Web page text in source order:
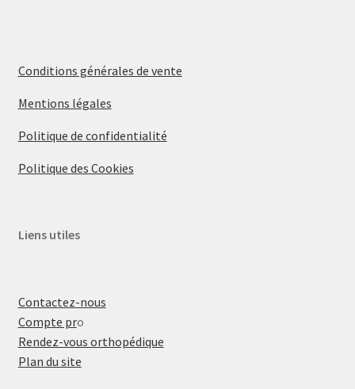
Conditions générales de vente
Mentions légales
Politique de confidentialité
Politique des Cookies
Liens utiles
Contactez-nous
Compte pro
Rendez-vous orthopédique
Plan du site